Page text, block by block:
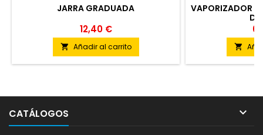
JARRA GRADUADA
12,40 €
 Añadir al carrito
VAPORIZADOR

CATÁLOGOS 